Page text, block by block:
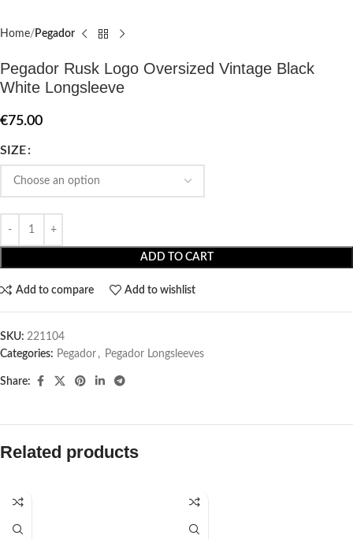
Home Pegador​
Pegador Rusk Logo Oversized Vintage Black
White Longsleeve
€75.00
SIZE
ADD TO CART
Add to compare Add to wishlist
SKU: 221104
Categories: Pegador​ , Pegador Longsleeves
Share:
Related products